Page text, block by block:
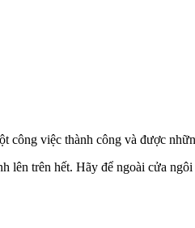
công việc thành công và được
trên hết. Hãy để ngoài cửa